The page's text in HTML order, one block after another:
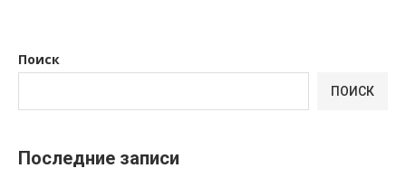
Поиск
ПОИСК
Последние записи